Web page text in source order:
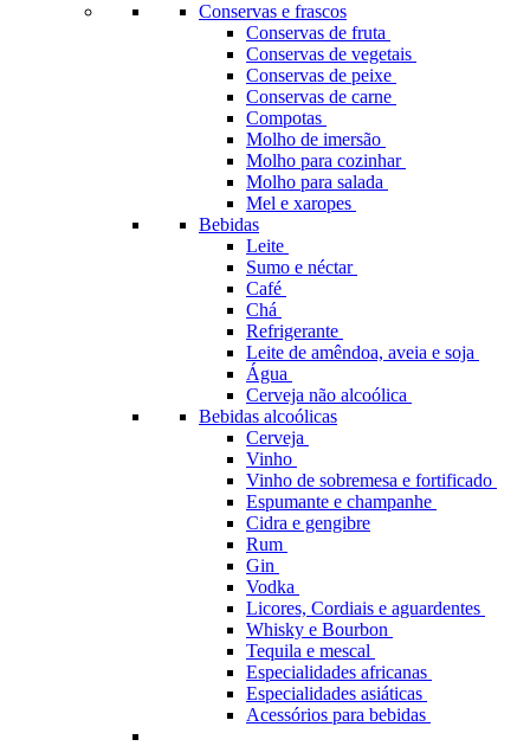
Conservas e frascos
Conservas de fruta
Conservas de vegetais
Conservas de peixe
Conservas de carne
Compotas
Molho de imersão
Molho para cozinhar
Molho para salada
Mel e xaropes
Bebidas
Leite
Sumo e néctar
Café
Chá
Refrigerante
Leite de amêndoa, aveia e soja
Água
Cerveja não alcoólica
Bebidas alcoólicas
Cerveja
Vinho
Vinho de sobremesa e fortificado
Espumante e champanhe
Cidra e gengibre
Rum
Gin
Vodka
Licores, Cordiais e aguardentes
Whisky e Bourbon
Tequila e mescal
Especialidades africanas
Especialidades asiáticas
Acessórios para bebidas